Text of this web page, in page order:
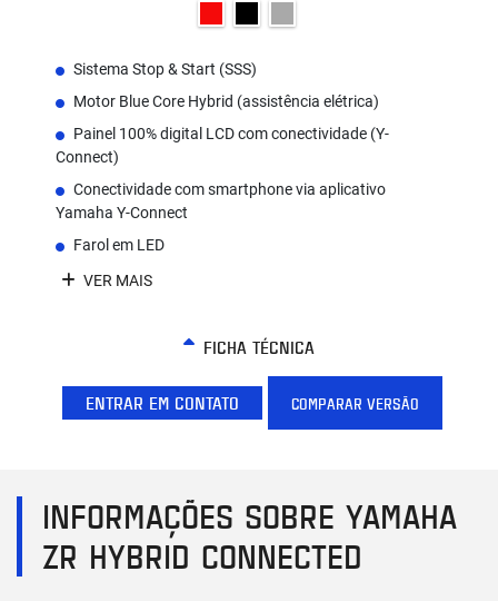
Sistema Stop & Start (SSS)
Motor Blue Core Hybrid (assistência elétrica)
Painel 100% digital LCD com conectividade (Y-
Connect)
Conectividade com smartphone via aplicativo
Yamaha Y-Connect
Farol em LED
VER MAIS
FICHA TÉCNICA
ENTRAR EM CONTATO COMPARAR VERSÃO
INFORMAÇÕES SOBRE YAMAHA
ZR HYBRID CONNECTED